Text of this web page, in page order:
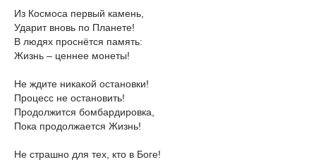
Из Космоса первый камень,
Ударит вновь по Планете!
В людях проснётся память:
Жизнь – ценнее монеты!
Не ждите никакой остановки!
Процесс не остановить!
Продолжится бомбардировка,
Пока продолжается Жизнь!
Не страшно для тех, кто в Боге!